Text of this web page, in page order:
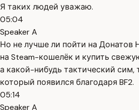
Я таких людей уважаю.
05:04
Speaker A
Но не лучше ли пойти на Донатов
на Steam-кошелёк и купить
а какой-нибудь тактический сим,
который появился благодаря BF2.
05:14
Speaker A